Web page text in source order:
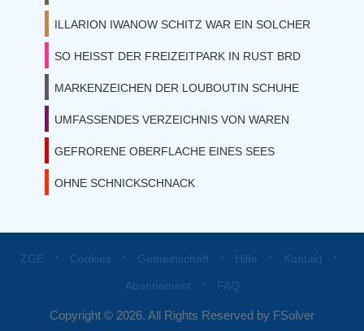
ILLARION IWANOW SCHITZ WAR EIN SOLCHER
SO HEISST DER FREIZEITPARK IN RUST BRD
MARKENZEICHEN DER LOUBOUTIN SCHUHE
UMFASSENDES VERZEICHNIS VON WAREN
GEFRORENE OBERFLACHE EINES SEES
OHNE SCHNICKSCHNACK
ZGE ⋅ Cookies ⋅ Gemeinschaft ⋅ Hilfe ⋅ Kontakt ⋅
Abonnement ⋅ FAQ
Copyright © 2026. All Rights Reserved by FSolver